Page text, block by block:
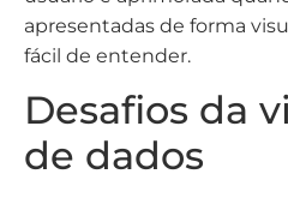
apresentadas de forma
fácil de entender.
Desafios da
de dados